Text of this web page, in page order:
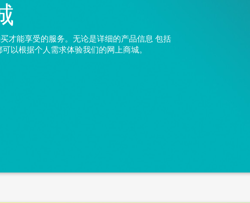
才能享受的服务。无论是详细的产品信息 包括
以根据个人需求体验我们的网上商城。